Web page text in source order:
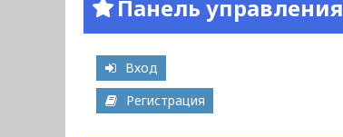
Панель управления
Вход
Регистрация